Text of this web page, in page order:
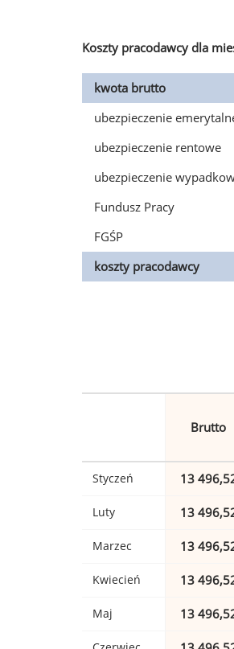
Koszty pracodawcy dla
kwota brutto
ubezpieczenie
ubezpieczenie rentowe
ubezpieczenie
Fundusz Pracy
FGŚP
koszty pracodawcy
Brutto
Styczeń 13
Luty 13
Marzec 13
Kwiecień 13
Maj 13